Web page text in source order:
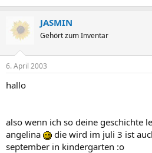
JASMIN
Gehört zum Inventar
6. April 2003
hallo
also wenn ich so deine geschichte
angelina
die wird im juli 3 ist
september in kindergarten :o